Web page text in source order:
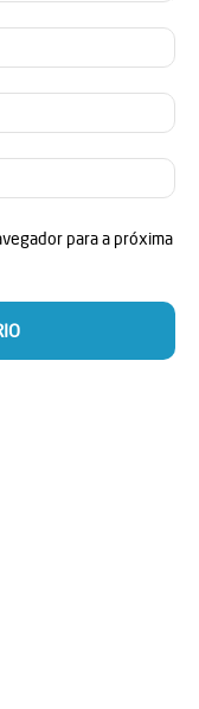
E-
para a próxima